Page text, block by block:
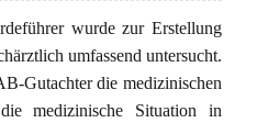
wurde zur Erstellung
umfassend untersucht.
Gutachter die medizinischen
medizinische Situation in